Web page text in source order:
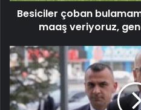
Besiciler çoban
maaş veriyoruz,